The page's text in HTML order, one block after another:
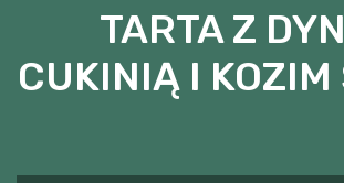
TARTA Z
CUKINIĄ I KOZIM